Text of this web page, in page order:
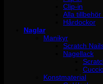
Clip-in
Alla tillbehör
Hårdockor
Naglar
Manikyr
Scratch
Nagellack
Konstmaterial